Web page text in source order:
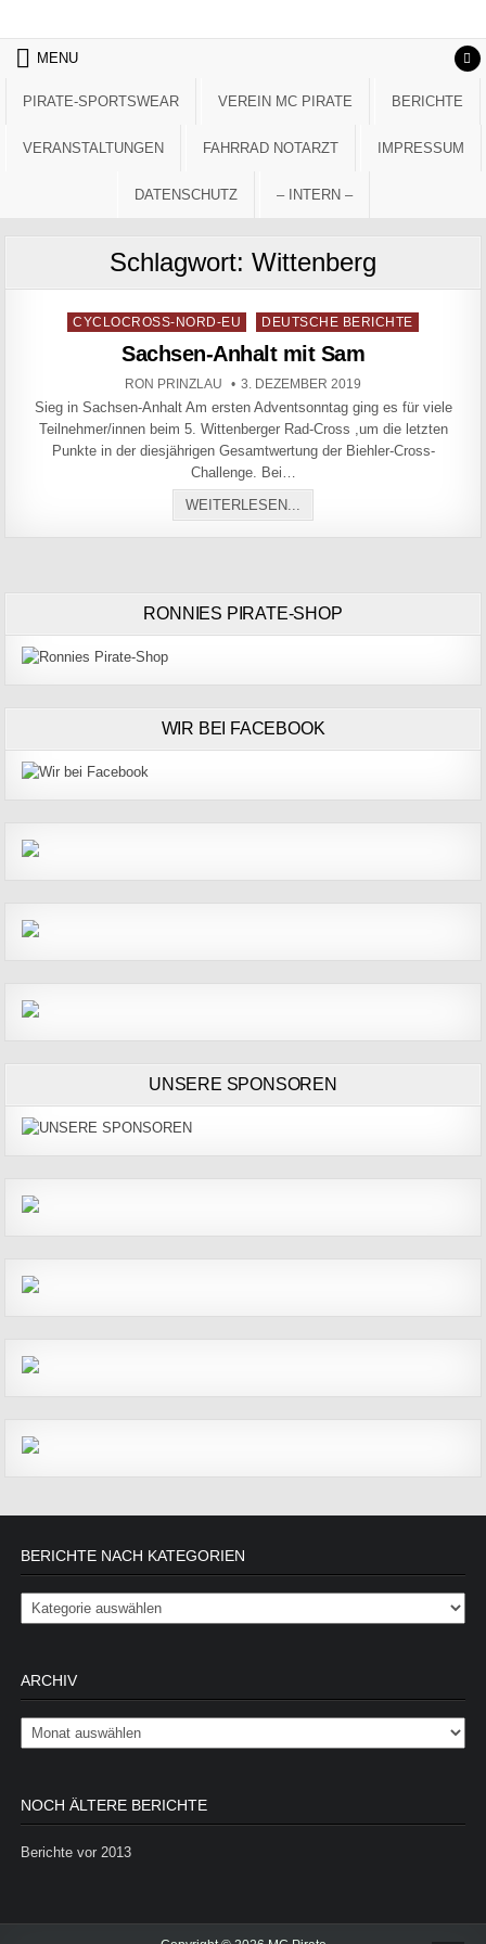
MENU
PIRATE-SPORTSWEAR VEREIN MC PIRATE BERICHTE
VERANSTALTUNGEN FAHRRAD NOTARZT IMPRESSUM
DATENSCHUTZ – INTERN –
Schlagwort: Wittenberg
Posted in
CYCLOCROSS-NORD-EU DEUTSCHE BERICHTE
Sachsen-Anhalt mit Sam
AUTHOR:
RON PRINZLAU PUBLISHED DATE:
3. DEZEMBER 2019
Sieg in Sachsen-Anhalt Am ersten Adventsonntag ging es für viele
Teilnehmer/innen beim 5. Wittenberger Rad-Cross ,um die letzten
Punkte in der diesjährigen Gesamtwertung der Biehler-Cross-
Challenge. Bei…
WEITERLESEN...
RONNIES PIRATE-SHOP
WIR BEI FACEBOOK
UNSERE SPONSOREN
BERICHTE NACH KATEGORIEN
Berichte nach Kategorien
ARCHIV
Archiv
NOCH ÄLTERE BERICHTE
Berichte vor 2013